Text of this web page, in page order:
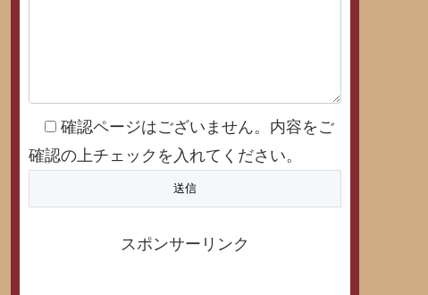
確認ページはございません。内容をご
確認の上チェックを入れてください。
スポンサーリンク